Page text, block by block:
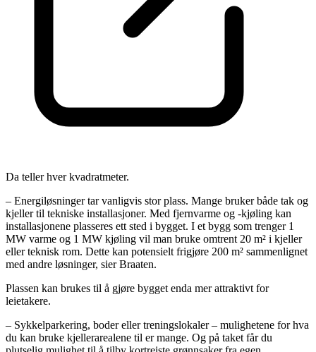
Da teller hver kvadratmeter.
– Energiløsninger tar vanligvis stor plass. Mange bruker både tak og
kjeller til tekniske installasjoner. Med fjernvarme og -kjøling kan
installasjonene plasseres ett sted i bygget. I et bygg som trenger 1
MW varme og 1 MW kjøling vil man bruke omtrent 20 m² i kjeller
eller teknisk rom. Dette kan potensielt frigjøre 200 m² sammenlignet
med andre løsninger, sier Braaten.
Plassen kan brukes til å gjøre bygget enda mer attraktivt for
leietakere.
– Sykkelparkering, boder eller treningslokaler – mulighetene for hva
du kan bruke kjellerarealene til er mange. Og på taket får du